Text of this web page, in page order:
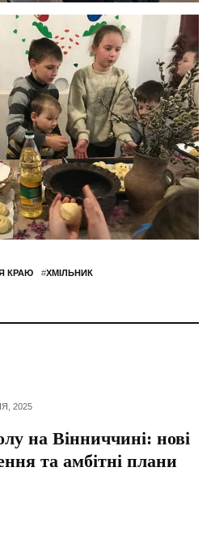
КРАЮ #ХМІЛЬНИК
2025
на Вінниччині: нові
та амбітні плани